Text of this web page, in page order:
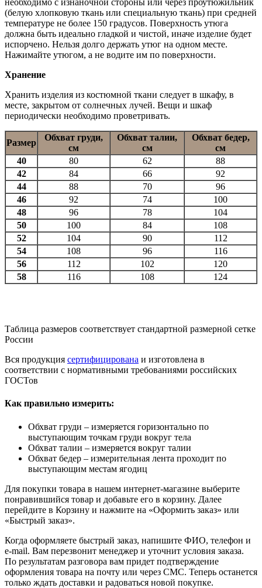
необходимо с изнаночной стороны или через проутюжильник
(белую хлопковую ткань или специальную ткань) при средней
температуре не более 150 градусов. Поверхность утюга
должна быть идеально гладкой и чистой, иначе изделие будет
испорчено. Нельзя долго держать утюг на одном месте.
Нажимайте утюгом, а не водите им по поверхности.
Хранение
Хранить изделия из костюмной ткани следует в шкафу, в
месте, закрытом от солнечных лучей. Вещи и шкаф
периодически необходимо проветривать.
Размер
Обхват груди,
см
Обхват талии,
см
Обхват бедер,
см
40
80 62
88
42
84 66
92
44
88 70
96
46
92 74
100
48
96 78
104
50
100 84
108
52
104 90
112
54
108 96
116
56
112 102
120
58
116 108 124
Таблица размеров соответствует стандартной размерной сетке
России
Вся продукция сертифицирована и изготовлена в
соответствии с нормативными требованиями российских
ГОСТов
Как правильно измерить:
Обхват груди – измеряется горизонтально по
выступающим точкам груди вокруг тела
Обхват талии – измеряется вокруг талии
Обхват бедер – измерительная лента проходит по
выступающим местам ягодиц
Для покупки товара в нашем интернет-магазине выберите
понравившийся товар и добавьте его в корзину. Далее
перейдите в Корзину и нажмите на «Оформить заказ» или
«Быстрый заказ».
Когда оформляете быстрый заказ, напишите ФИО, телефон и
e-mail. Вам перезвонит менеджер и уточнит условия заказа.
По результатам разговора вам придет подтверждение
оформления товара на почту или через СМС. Теперь останется
только ждать доставки и радоваться новой покупке.